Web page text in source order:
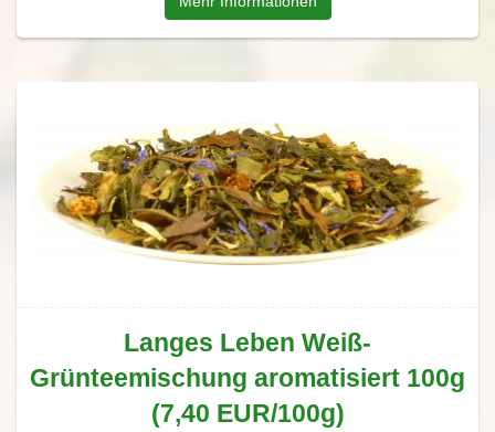
Langes Leben Weiß-
Grünteemischung aromatisiert 100g
(7,40 EUR/100g)